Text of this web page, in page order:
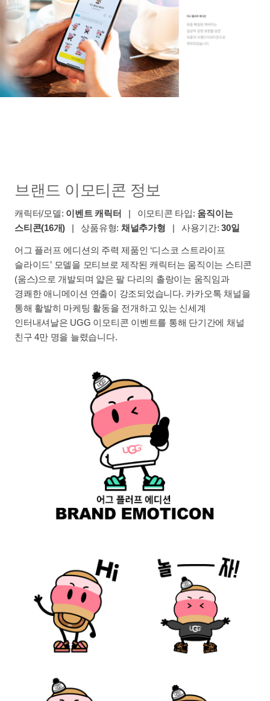
브랜드 이모티콘 정보
캐릭터/모델: 이벤트 캐릭터 | 이모티콘 타입: 움직이는
스티콘(16개) | 상품유형: 채널추가형 | 사용기간: 30일
어그 플러프 에디션의 주력 제품인 ‘디스코 스트라이프
슬라이드’ 모델을 모티브로 제작된 캐릭터는 움직이는 스티콘
(움스)으로 개발되며 얇은 팔 다리의 촐랑이는 움직임과
경쾌한 애니메이션 연출이 강조되었습니다. 카카오톡 채널을
통해 활발히 마케팅 활동을 전개하고 있는 신세계
인터내셔날은 UGG 이모티콘 이벤트를 통해 단기간에 채널
친구 4만 명을 늘렸습니다.